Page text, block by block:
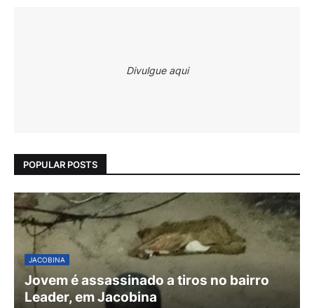
Divulgue aqui
POPULAR POSTS
JACOBINA
Jovem é assassinado a tiros no bairro
Leader, em Jacobina